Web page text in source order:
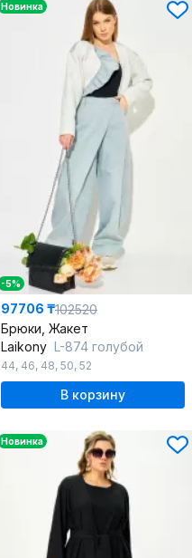
Новинка
-5%
97706 ₸102520
Брюки, Жакет
Laikony L-874 голубой
44, 46, 48, 50, 52
В корзину
Новинка